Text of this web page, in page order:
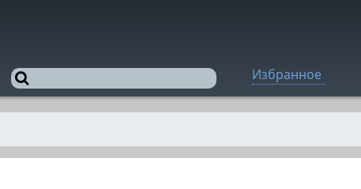
Избранное